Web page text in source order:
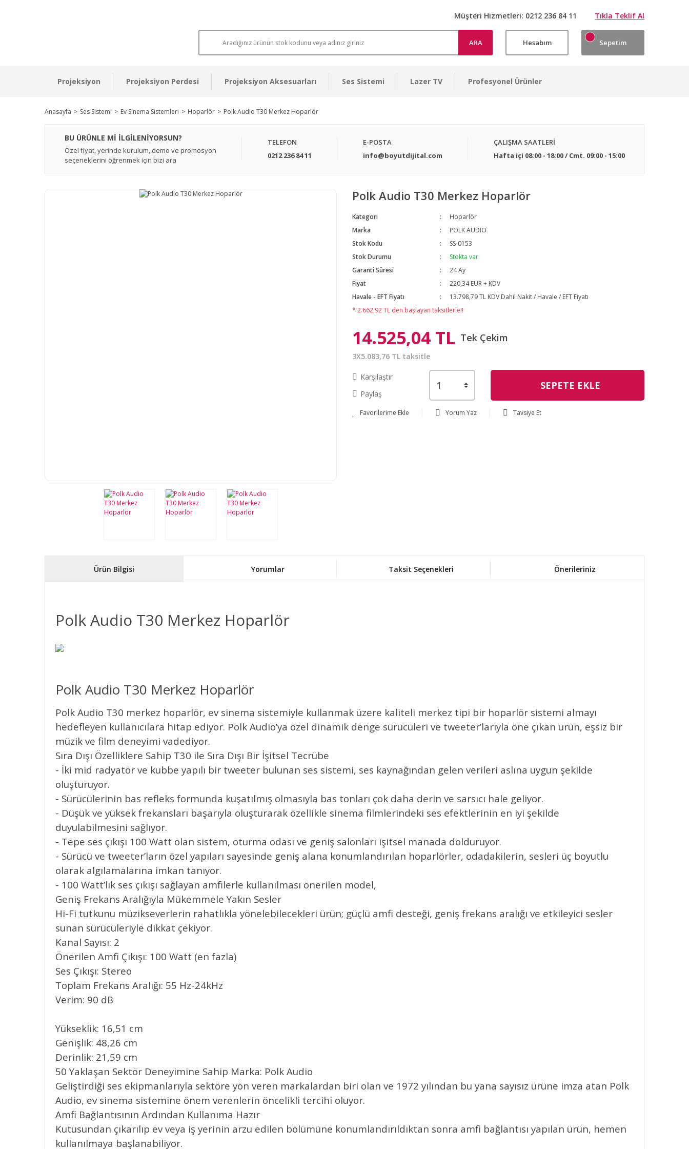
Müşteri Hizmetleri: 0212 236 84 11 Tıkla Teklif Al
ARA Hesabım Sepetim
Projeksiyon Projeksiyon Perdesi Projeksiyon Aksesuarları Ses Sistemi Lazer TV Profesyonel Ürünler
Anasayfa Ses Sistemi Ev Sinema Sistemleri Hoparlör Polk Audio T30 Merkez Hoparlör
BU ÜRÜNLE Mİ İLGİLENİYORSUN?
Özel fiyat, yerinde kurulum, demo ve promosyon
seçeneklerini öğrenmek için bizi ara
TELEFON
0212 236 84 11
E-POSTA
info@boyutdijital.com
ÇALIŞMA SAATLERİ
Hafta içi 08:00 - 18:00 / Cmt. 09:00 - 15:00
Polk Audio T30 Merkez Hoparlör
Kategori
Hoparlör
Marka
POLK AUDIO
Stok Kodu
SS-0153
Stok Durumu
Stokta var
Garanti Süresi
24 Ay
Fiyat
220,34 EUR + KDV
Havale - EFT Fiyatı
13.798,79 TL KDV Dahil Nakit / Havale / EFT Fiyatı
* 2.662,92 TL den başlayan taksitlerle!!
14.525,04 TL Tek Çekim
3X5.083,76 TL taksitle
Karşılaştır
Paylaş
SEPETE EKLE
Yorum Yaz Tavsiye Et
Ürün Bilgisi Yorumlar Taksit Seçenekleri Önerileriniz
Polk Audio T30 Merkez Hoparlör
Polk Audio T30 Merkez Hoparlör
Polk Audio T30 merkez hoparlör, ev sinema sistemiyle kullanmak üzere kaliteli merkez tipi bir hoparlör sistemi almayı
hedefleyen kullanıcılara hitap ediyor. Polk Audio’ya özel dinamik denge sürücüleri ve tweeter’larıyla öne çıkan ürün, eşsiz bir
müzik ve film deneyimi vadediyor.
Sıra Dışı Özelliklere Sahip T30 ile Sıra Dışı Bir İşitsel Tecrübe
- İki mid radyatör ve kubbe yapılı bir tweeter bulunan ses sistemi, ses kaynağından gelen verileri aslına uygun şekilde
oluşturuyor.
- Sürücülerinin bas refleks formunda kuşatılmış olmasıyla bas tonları çok daha derin ve sarsıcı hale geliyor.
- Düşük ve yüksek frekansları başarıyla oluşturarak özellikle sinema filmlerindeki ses efektlerinin en iyi şekilde
duyulabilmesini sağlıyor.
- Tepe ses çıkışı 100 Watt olan sistem, oturma odası ve geniş salonları işitsel manada dolduruyor.
- Sürücü ve tweeter’ların özel yapıları sayesinde geniş alana konumlandırılan hoparlörler, odadakilerin, sesleri üç boyutlu
olarak algılamalarına imkan tanıyor.
- 100 Watt’lık ses çıkışı sağlayan amfilerle kullanılması önerilen model,
Geniş Frekans Aralığıyla Mükemmele Yakın Sesler
Hi-Fi tutkunu müzikseverlerin rahatlıkla yönelebilecekleri ürün; güçlü amfi desteği, geniş frekans aralığı ve etkileyici sesler
sunan sürücüleriyle dikkat çekiyor.
Kanal Sayısı: 2
Önerilen Amfi Çıkışı: 100 Watt (en fazla)
Ses Çıkışı: Stereo
Toplam Frekans Aralığı: 55 Hz-24kHz
Verim: 90 dB
Yükseklik: 16,51 cm
Genişlik: 48,26 cm
Derinlik: 21,59 cm
50 Yaklaşan Sektör Deneyimine Sahip Marka: Polk Audio
Geliştirdiği ses ekipmanlarıyla sektöre yön veren markalardan biri olan ve 1972 yılından bu yana sayısız ürüne imza atan Polk
Audio, ev sinema sistemine önem verenlerin öncelikli tercihi oluyor.
Amfi Bağlantısının Ardından Kullanıma Hazır
Kutusundan çıkarılıp ev veya iş yerinin arzu edilen bölümüne konumlandırıldıktan sonra amfi bağlantısı yapılan ürün, hemen
kullanılmaya başlanabiliyor.